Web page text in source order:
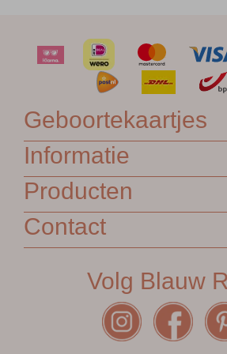
Geboortekaartjes
Informatie
Producten
Contact
Volg Blauw